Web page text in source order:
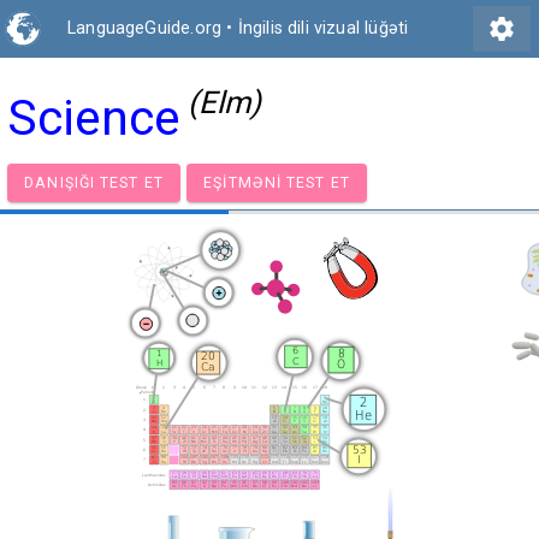
LanguageGuide.org • İngilis dili vizual lüğəti settings
Science (Elm)
DANIŞIĞI TEST ET EŞITMƏNI TEST ET